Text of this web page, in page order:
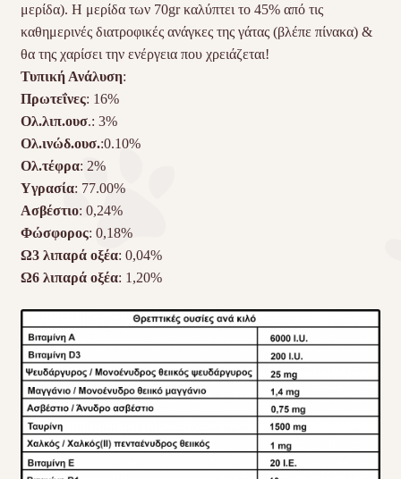
μερίδα). Η μερίδα των 70gr καλύπτει το 45% από τις
καθημερινές διατροφικές ανάγκες της γάτας (βλέπε πίνακα) &
θα της χαρίσει την ενέργεια που χρειάζεται!
Τυπική Ανάλυση:
Πρωτεΐνες: 16%
Oλ.λιπ.ουσ.: 3%
Ολ.ινώδ.ουσ.:0.10%
Ολ.τέφρα: 2%
Yγρασία: 77.00%
Ασβέστιο: 0,24%
Φώσφορος: 0,18%
Ω3 λιπαρά οξέα: 0,04%
Ω6 λιπαρά οξέα: 1,20%